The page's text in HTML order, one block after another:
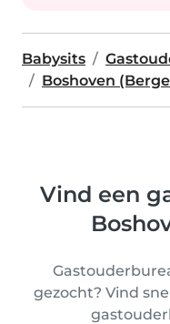
Babysits
Boshoven
Vind een
gezocht? Vind